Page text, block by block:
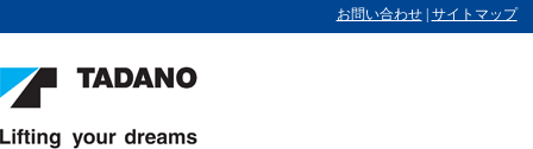
お問い合わせ| サイトマップ